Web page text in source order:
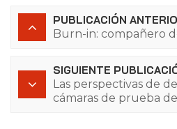
PUBLICACIÓN
Burn-in: compañero
SIGUIENTE
Las perspectivas de
cámaras de prueba